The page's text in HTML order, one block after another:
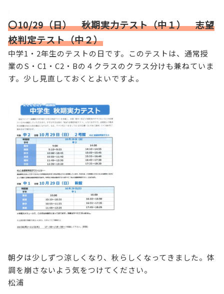
〇10/29（日） 秋期実力テスト（中１） 志望
校判定テスト（中２）
中学1・2年生のテストの日です。このテストは、通常授
業のS・C1・C2・Bの４クラスのクラス分けも兼ねていま
す。少し見直しておくとよいですよ。
朝夕は少しずつ涼しくなり、秋らしくなってきました。体
調を崩さないよう気をつけてください。
松浦